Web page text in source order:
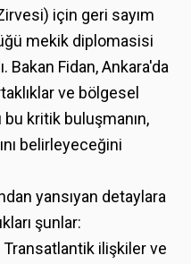
için geri sayım
mekik diplomasisi
Bakan Fidan, Ankara'da
ve bölgesel
bu kritik buluşmanın,
belirleyeceğini
yansıyan detaylara
şunlar:
Transatlantik ilişkiler ve